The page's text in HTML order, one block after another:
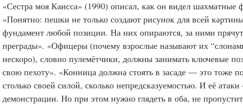
«Сестра моя Каисса» (1990) описал, как он видел шахматные
«Понятно: пешки не только создают рисунок для всей
фундамент любой позиции. На них опираются, за ними
преграды». «Офицеры (почему взрослые называют их
нескоро), словно пулемётчики, должны занимать ключевые
свою пехоту». «Конница должна стоять в засаде — это тоже
столько своей силой, сколько непредсказуемостью. И её
демонстрации. Но при этом нужно глядеть в оба, не